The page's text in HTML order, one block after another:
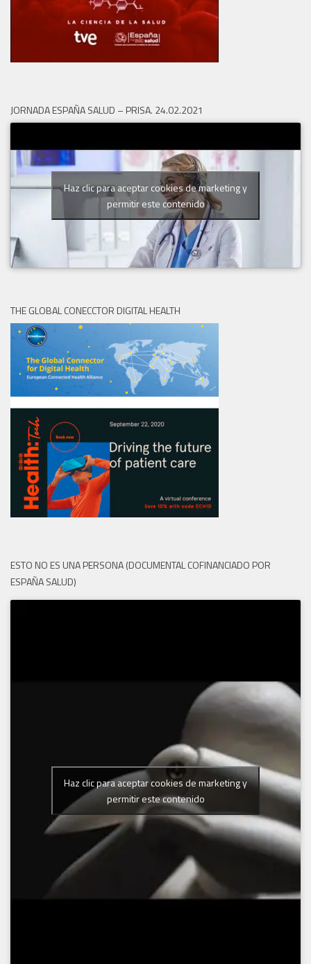
JORNADA ESPAÑA SALUD – PRISA. 24.02.2021
Haz clic para aceptar cookies de marketing y
permitir este contenido
THE GLOBAL CONECCTOR DIGITAL HEALTH
ESTO NO ES UNA PERSONA (DOCUMENTAL COFINANCIADO POR
ESPAÑA SALUD)
Haz clic para aceptar cookies de marketing y
permitir este contenido